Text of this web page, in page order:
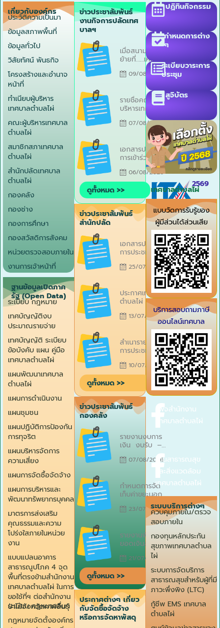
sเกี่ยวกับองค์กร
ประวัติความเป็นมา
ข้อมูลสภาพพื้นที่
ข้อมูลทั่วไป
วิสัยทัศน์ พันธกิจ
โครงสร้างและอำนาจ
หน้าที่
ทำเนียบผู้บริหาร
เทศบาลตำบลไผ่
คณะผู้บริหารเทศบาล
ตำบลไผ่
สมาชิกสภาเทศบาล
ตำบลไผ่
สำนักปลัดเทศบาล
ตำบลไผ่
กองคลัง
กองช่าง
กองการศึกษา
กองสวัสดิการสังคม
หน่วยตรวจสอบภายใน
งานการเจ้าหน้าที่
ฐานข้อมูลเปิดภาค
รัฐ (Open Data)
ระเบียบ กฎหมาย
เทศบัญญัติงบ
ประมาณรายจ่าย
เทศบัญญัติ ระเบียบ
ข้อบังคับ แผน คู่มือ
เทศบาลตำบลไผ่
แผนพัฒนาเทศบาล
ตำบลไผ่
แผนการดำเนินงาน
แผนชุมชน
แผนปฏิบัติการป้องกัน
การทุจริต
แผนบริหารจัดการ
ความเสี่ยง
แผนการจัดซื้อจัดจ้าง
แผนการบริหารและ
พัฒนาทรัพยากรบุคคล
มาตรการส่งเสริม
คุณธรรมและความ
โปร่งใสภายในหน่วย
งาน
แบบแปลนอาคาร
สาธารณูปโภค 4 จุด
พื้นที่ตรงข้ามสำนักงาน
เทศบาลตำบลไผ่ ในการ
ขอใช้ที่ฯ ต่อสำนักงาน
ป่าไม้จังหวัดกาฬสินธุ์
ระเบียบ กฎหมายอื่นๆ
กฎหมายจัดตั้งองค์กร
ข่าวประชาสัมพันธ์
งานกิจการปลัดเทศ
บาลฯ
เมื่อสนามมวย
ย้ายที่……เหตุแห่ง
การฟ้องคดีหมด
สิ้นไป ศาลจึงไม่
จำต้องมีคำบังคับ
on
09/08/2026
รายชื่อคณะผู้
บริหารเทศบาล
ตำบลไผ่ สมาชิก
สภาฯ ปลัด
พนักงาน เจ้า
หน้าที่ เทศบาล
ตำบลไผ่ พร้อม
หมายเลข
โทรศัพท์
Posted
on
07/08/2026
เอกสารประกอบ
การเข้าร่วมการ
ประชุมปฐมนิเทศ
โครงการจัดทำผัง
น้ำและแผน
พัฒนาแหล่งน้ำ
ระดับตำบล กลุ่ม
พื้นที่ภาคตะวัน
ออกเฉียงเหนือ
(เวทีที่ 10) เมื่อ
สิงหาคม 2569
ณ โรงแรมริม
ปาว จัดโดย
กรมชลประทาน
on
06/08/2026
ดูทั้งหมด >>
ข่าวประชาสัมพันธ์
สำนักปลัด
เอกสารประกอบ
การประชุมชี้แจง
ประมาณขอรับงบ
ตรงเงินอุดหนุน
อุดหนุนเฉพาะกิจ
ประจำ
ปีงบประมาณ
2570 ต่อคณะ
กรรมาธิการสภาผู้
แทนราษฎร ใน
ระบบออนไลน์
เมื่อวันที่ 24
กรกฎาคม
2569 ณ ที่ตั้ง
สำนักงาน ฯ
on
25/07/2026
ประกาศเทศบาล
ตำบลไผ่ เรื่อง
การรับสมัคร
บุคคลเพื่อสรรหา
และเลือกสรรเป็น
พนักงานจ้าง
ตามภารกิจของ
เทศบาลตำบลไผ่
ประกาศ ณ
วันที่ 13
กรกฎาคม
2569
on
13/07/2026
สำเนารายงาน
การประชุม
พนักงาน เจ้า
หน้าที่ เทศบาล
ตำบลไผ่ ในการ
ประชุมประจำ
เดือนมิถุนายน
2569 เมื่อวัน
ที่ 10
มิถุนายน
2569 ณ
ห้องประชุม
เทศบาลตำบลไผ่
on
10/07/2026
ดูทั้งหมด >>
ข่าวประชาสัมพันธ์
กองคลัง
รายงานงบการ
เงิน งบรับ –
จ่าย งบทดรอง
เทศบาลตำบลไผ่
ประจำเดือน
2569
on
07/08/2026
กำหนดการจัด
เก็บค่าขยะนอก
สถานที่ เทศบาล
ตำบลไผ่ ประจำ
ปีงบประมาณ
on
23/07/2026
รายงานพิสูจน์
ยอดเงินสะสมที่
สามารถนำไป
ใช้ได้ตามรายงาน
การเงิน
(ระหว่างปี)
เทศบาลตำบลไผ่
ณ วันที่ 15
กรกฎาคม
2569
Posted
on
21/07/2026
ดูทั้งหมด >>
ประกาศต่างๆ เกี่ยว
กับจัดซื้อจัดจ้าง
หรือการจัดหาพัสดุ
ปฏิทินกิจกรรม
กำหนดการต่าง
ๆ
ระเบียบวาระการ
ประชุม
สูจิบัตร
2569
เทศบาลตำบลไผ่
แบบวัดการรับรู้ของ
ผู้มีส่วนได้ส่วนเสีย
ภายนอก (EIT)
บริการสอบถามภาษี
ออนไลน์เทศบาล
ตำบลไผ่
เพจสำนักงาน
เทศบาลตำบลไผ่
งานสาธารณสุข
และสิ่งแวดล้อม
เทศบาลตำบลไผ่
ระบบบริการต่างๆ
ควบคุมภายใน/ตรวจ
สอบภายใน
กองทุนหลักประกัน
สุขภาพเทศบาลตำบล
ไผ่
ระบบการจัดบริการ
สาธารณสุขสำหรับผู้ที่มี
ภาวะพึ่งพิง (LTC)
กู้ชีพ EMS เทศบาล
ตำบลไผ่